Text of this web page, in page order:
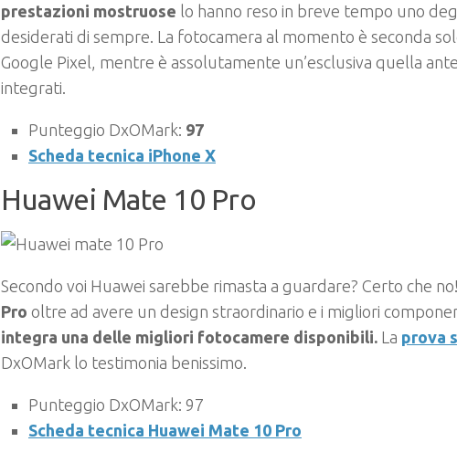
prestazioni mostruose lo hanno reso in breve tempo uno
desiderati di sempre. La fotocamera al momento è seconda
Google Pixel, mentre è assolutamente un’esclusiva quella
integrati.
Punteggio DxOMark: 97
Scheda tecnica iPhone X
Huawei Mate 10 Pro
Secondo voi Huawei sarebbe rimasta a guardare? Certo che no!
Pro oltre ad avere un design straordinario e i migliori
integra una delle migliori fotocamere disponibili. La prova
DxOMark lo testimonia benissimo.
Punteggio DxOMark: 97
Scheda tecnica Huawei Mate 10 Pro